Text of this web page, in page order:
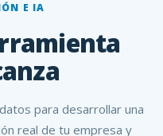
E IA
para desarrollar una
real de tu empresa y